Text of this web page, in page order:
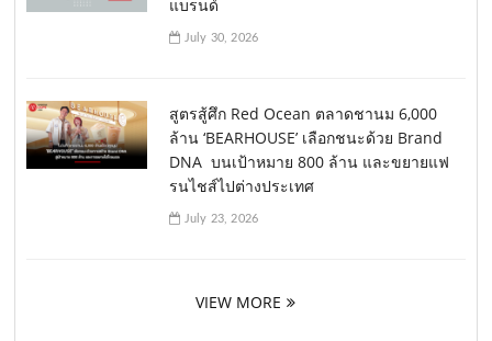
แบรนด์
July 30, 2026
สูตรสู้ศึก Red Ocean ตลาดชานม 6,000
ล้าน ‘BEARHOUSE’ เลือกชนะด้วย Brand
DNA บนเป้าหมาย 800 ล้าน และขยายแฟ
รนไชส์ไปต่างประเทศ
July 23, 2026
VIEW MORE